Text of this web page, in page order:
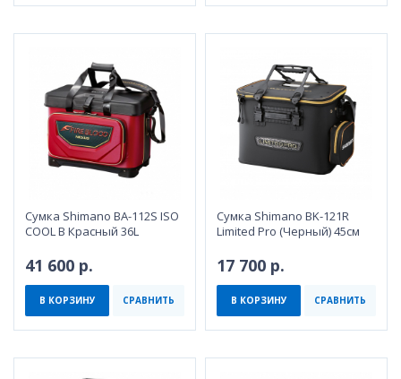
Сумка Shimano BA-112S ISO
COOL B Красный 36L
41 600 р.
В КОРЗИНУ СРАВНИТЬ
Сумка Shimano BK-121R
Limited Pro (Черный) 45см
17 700 р.
В КОРЗИНУ СРАВНИТЬ